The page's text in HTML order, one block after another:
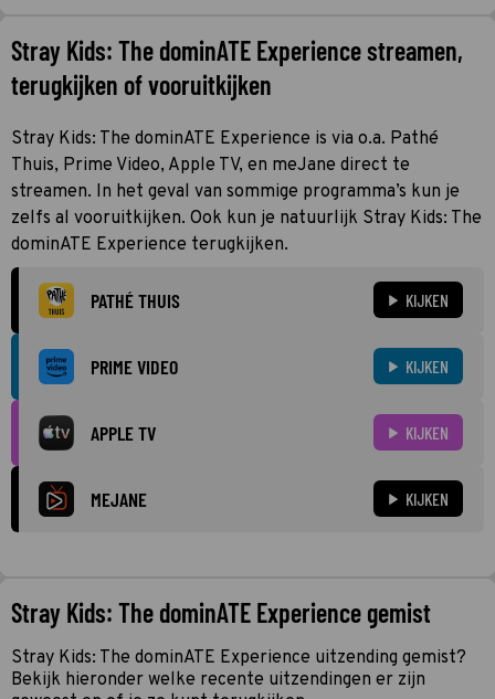
Stray Kids: The dominATE Experience streamen,
terugkijken of vooruitkijken
Stray Kids: The dominATE Experience is via o.a. Pathé
Thuis, Prime Video, Apple TV, en meJane direct te
streamen. In het geval van sommige programma’s kun je
zelfs al vooruitkijken. Ook kun je natuurlijk Stray Kids: The
dominATE Experience terugkijken.
PATHÉ THUIS KIJKEN
PRIME VIDEO KIJKEN
APPLE TV KIJKEN
MEJANE KIJKEN
Stray Kids: The dominATE Experience gemist
Stray Kids: The dominATE Experience uitzending gemist?
Bekijk hieronder welke recente uitzendingen er zijn